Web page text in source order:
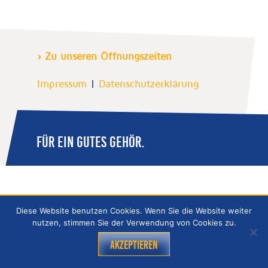
› Zu unseren Öffnungszeiten
Impressum | Datenschutzerklärung
FÜR EIN GUTES GEHÖR.
Diese Website benutzen Cookies. Wenn Sie die Website weiter
nutzen, stimmen Sie der Verwendung von Cookies zu.
Akzeptieren